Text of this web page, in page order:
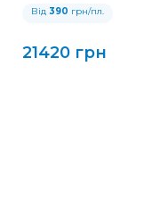
Від 390 грн/пл.
21420 грн